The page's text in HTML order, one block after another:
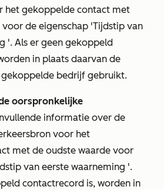
het gekoppelde contact met
de eigenschap 'Tijdstip van
'. Als er geen gekoppeld
in plaats daarvan de
gekoppelde bedrijf gebruikt.
oorspronkelijke
informatie over de
voor het
met de oudste waarde voor
van eerste waarneming '.
contactrecord is, worden in